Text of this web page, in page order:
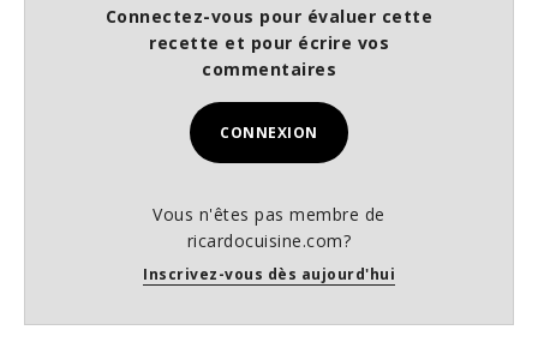
Connectez-vous pour évaluer cette
recette et pour écrire vos
commentaires
CONNEXION
Vous n'êtes pas membre de
ricardocuisine.com?
Inscrivez-vous dès aujourd'hui